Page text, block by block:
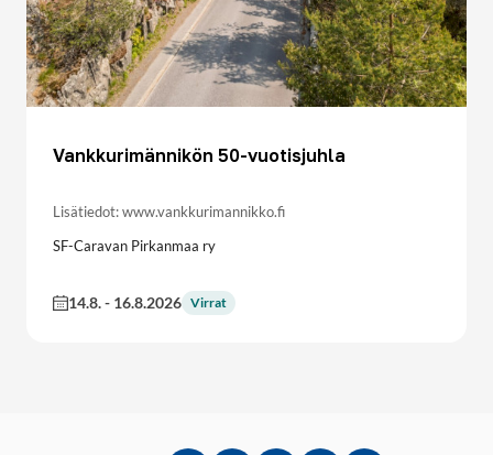
Vankkurimännikön 50-vuotisjuhla
Lisätiedot: www.vankkurimannikko.fi
SF-Caravan Pirkanmaa ry
14.8.- 16.8.2026 Virrat